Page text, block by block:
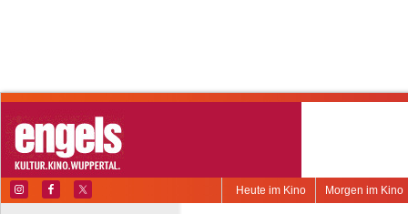
Morgen im Kino
Heute im Kino